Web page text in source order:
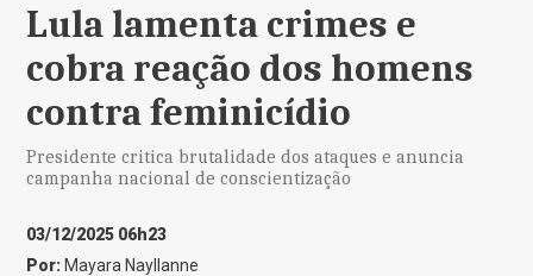
Lula lamenta crimes e
cobra reação dos homens
contra feminicídio
Presidente critica brutalidade dos ataques e anuncia
campanha nacional de conscientização
03/12/2025 06h23
Por: Mayara Nayllanne